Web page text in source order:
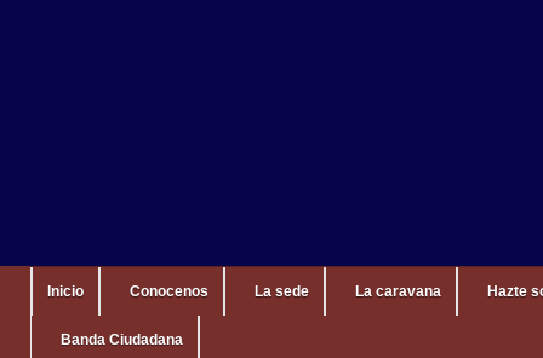
Inicio Conocenos La sede La caravana Hazte
Banda Ciudadana